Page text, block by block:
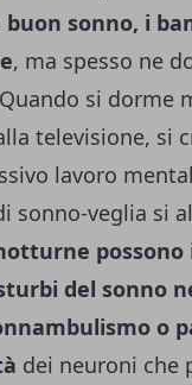
buon sonno, i
, ma spesso ne
si dorme
televisione, si
lavoro
sonno-veglia si
possono
del sonno
o
dei neuroni che